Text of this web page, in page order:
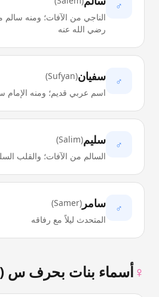
♂
الناجي من الآفات؛ ومنه
رضي الله عنه
♂ سفيان(
Sufyan
)
اسم عربي قديم؛ ومنه الإمام
♂ سليم(
Salim
)
السالم من الآفات؛ والقلب
♂ سامر (
Samer
)
المتحدث ليلاً مع رفاقه
♀أسماء بنات بحرف س (